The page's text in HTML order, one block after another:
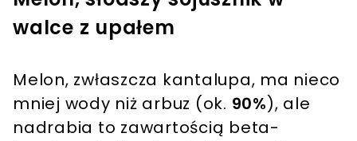
walce z upałem
Melon, zwłaszcza kantalupa, ma nieco
mniej wody niż arbuz (ok. 90%), ale
nadrabia to zawartością beta-